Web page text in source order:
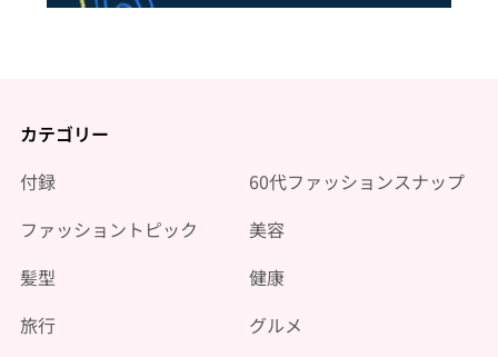
カテゴリー
付録
60代ファッションスナップ
ファッショントピック
美容
髪型
健康
旅行
グルメ